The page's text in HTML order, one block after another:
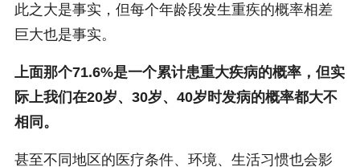
此之大是事实，但每个年龄段发生重疾的概率相差
巨大也是事实。
上面那个71.6%是一个累计患重大疾病的概率，但实
际上我们在20岁、30岁、40岁时发病的概率都大不
相同。
甚至不同地区的医疗条件、环境、生活习惯也会影